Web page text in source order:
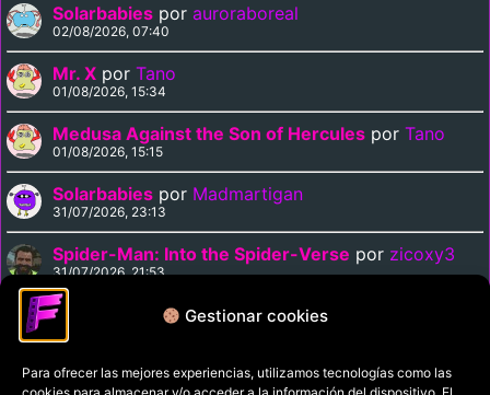
Gestionar cookies
Para ofrecer las mejores experiencias, utilizamos tecnologías como las
Solarbabies por auroraboreal
02/08/2026, 07:40
Mr. X por Tano
01/08/2026, 15:34
Medusa Against the Son of Hercules por Tano
01/08/2026, 15:15
Solarbabies por Madmartigan
31/07/2026, 23:13
Spider-Man: Into the Spider-Verse por zicoxy3
31/07/2026, 21:53
Arrival zicoxy3